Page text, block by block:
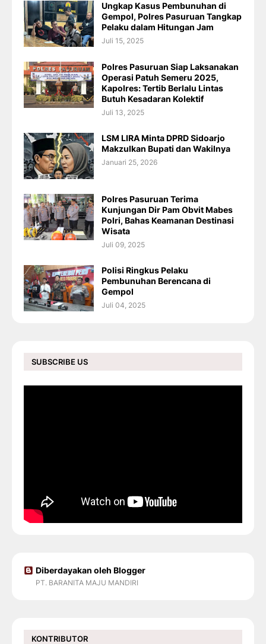
Ungkap Kasus Pembunuhan di
Gempol, Polres Pasuruan Tangkap
Pelaku dalam Hitungan Jam
Juli 15, 2025
Polres Pasuruan Siap Laksanakan
Operasi Patuh Semeru 2025,
Kapolres: Tertib Berlalu Lintas
Butuh Kesadaran Kolektif
Juli 13, 2025
LSM LIRA Minta DPRD Sidoarjo
Makzulkan Bupati dan Wakilnya
Januari 25, 2026
Polres Pasuruan Terima
Kunjungan Dir Pam Obvit Mabes
Polri, Bahas Keamanan Destinasi
Wisata
Juli 09, 2025
Polisi Ringkus Pelaku
Pembunuhan Berencana di
Gempol
Juli 04, 2025
SUBSCRIBE US
Diberdayakan oleh Blogger
PT. BARANITA MAJU MANDIRI
KONTRIBUTOR